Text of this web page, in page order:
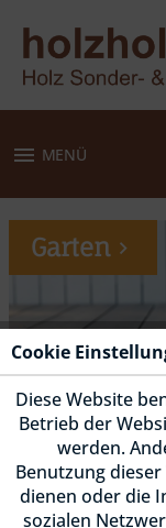
MENÜ
Garten
Fassade
Cookie
Diese Website
Betrieb der
werden.
Benutzung
dienen oder die
sozialen